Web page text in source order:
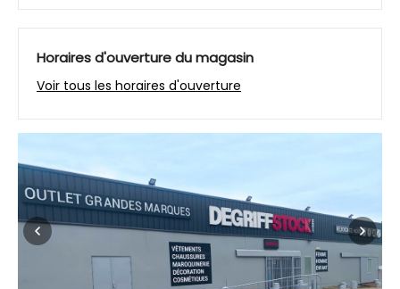
Horaires d'ouverture du magasin
Voir tous les horaires d'ouverture